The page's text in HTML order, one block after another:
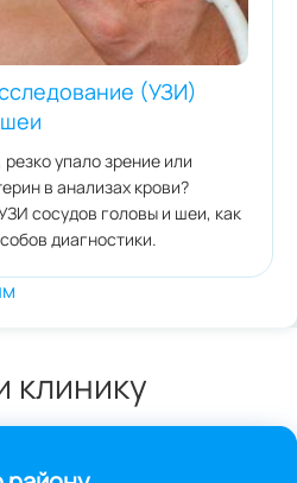
(УЗИ)
упало зрение или
в анализах крови?
сосудов головы и шеи, как
диагностики.
клинику